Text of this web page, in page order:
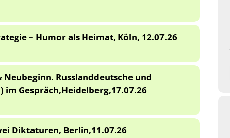
– Humor als Heimat, Köln, 12.07.26
Russlanddeutsche und
im Gespräch,Heidelberg,17.07.26
Diktaturen, Berlin,11.07.26